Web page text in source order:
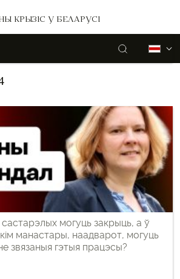
КРЫЗІС У БЕЛАРУСІ
могуць закрыць, а ў
манастары, наадварот, могуць
звязаныя гэтыя працэсы?